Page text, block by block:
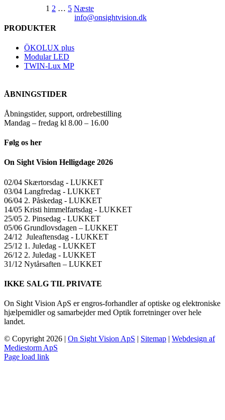
1 2 … 5 Næste
PRODUKTER
ÖKOLUX plus
Modular LED
TWIN-Lux MP
info@onsightvision.dk
ÅBNINGSTIDER
Åbningstider, support, ordrebestilling
Mandag – fredag kl 8.00 – 16.00
Følg os her
On Sight Vision Helligdage 2026
02/04 Skærtorsdag ​​- LUKKET
03/04 Langfredag ​​- LUKKET
06/04 2. Påskedag ​​- LUKKET
14/05 Kristi himmelfartsdag ​​- LUKKET
25/05 2. Pinsedag ​​- LUKKET
05/06 Grundlovsdagen – LUKKET
24/12 Juleaftensdag ​​- LUKKET
25/12 1. Juledag ​​- LUKKET
26/12 2. Juledag ​​- LUKKET
31/12 Nytårsaften – LUKKET
IKKE SALG TIL PRIVATE
On Sight Vision ApS er engros-forhandler af optiske og elektroniske
hjælpemidler og samarbejder med Optik forretninger over hele
landet.
© Copyright 2026 | On Sight Vision ApS | Sitemap | Webdesign af
Mediestorm ApS
Page load link